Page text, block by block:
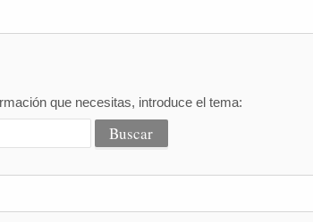
que necesitas, introduce el tema: